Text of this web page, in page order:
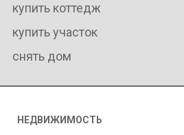
купить коттедж
купить участок
снять дом
НЕДВИЖИМОСТЬ